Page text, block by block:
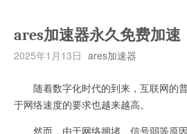
ares加速器永久免费加速
2025年1月13日 ares加速器
随着数字化时代的到来，互联网的
于网络速度的要求也越来越高。
然而，由于网络拥堵、信号弱等原